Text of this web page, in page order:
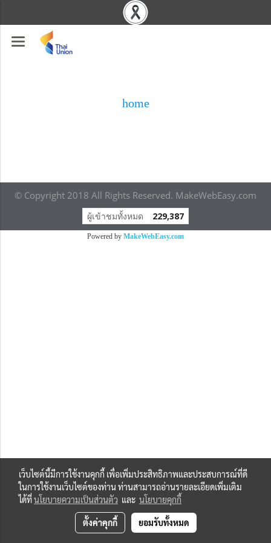
home
© Copyright 2018 All Rights Reserved. MakeWebEasy.com
ผู้เข้าชมทั้งหมด 229,387
Powered by MakeWebEasy.com
เว็บไซต์นี้มีการใช้งานคุกกี้ เพื่อเพิ่มประสิทธิภาพและประสบการณ์ที่ดี
ในการใช้งานเว็บไซต์ของท่าน ท่านสามารถอ่านรายละเอียดเพิ่มเติม
ได้ที่นโยบายความเป็นส่วนตัว และ นโยบายคุกกี้
ตั้งค่าคุกกี้ ยอมรับทั้งหมด